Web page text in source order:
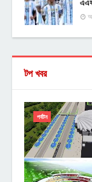
টপ খবর
পর্যটন